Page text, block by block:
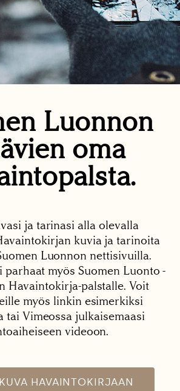
Luonnon
oma
ja tarinasi alla olevalla
kuvia ja tarinoita
Luonnon nettisivuilla.
myös Suomen Luonto -
Havaintokirja-palstalle. Voit
myös linkin esimerkiksi
tai Vimeossa julkaisemaasi
videoon.
HAVAINTOKIRJAAN